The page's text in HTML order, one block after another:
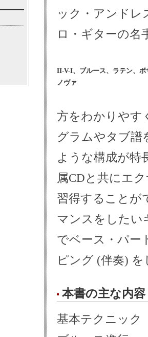
ック・アンドレ
ロ・ギターの名
II-V-I、ブルース、ラテン、ボ
ノヴァ
方をわかりやす
グラムやタブ譜
ような構成が特
属CDと共にエ
習得することが
マンスをしたい
でベース・パー
ピング (伴奏)
本書の主な内容
基本テクニック